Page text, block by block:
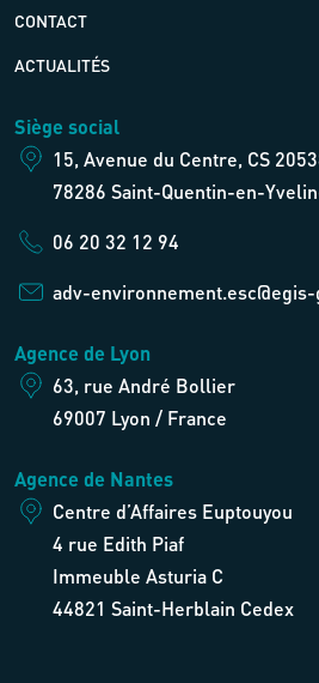
CONTACT
ACTUALITÉS
Siège social
15, Avenue du Centre, CS
78286 Saint-Quentin-en-
06 20 32 12 94
adv-
Agence de Lyon
63, rue André Bollier
69007 Lyon / France
Agence de Nantes
Centre d’Affaires Euptouyou
4 rue Edith Piaf
Immeuble Asturia C
44821 Saint-Herblain Cedex